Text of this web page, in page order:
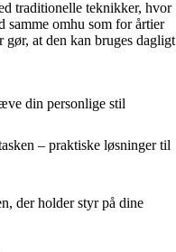
traditionelle teknikker, hvor
samme omhu som for årtier
gør, at den kan bruges dagligt
din personlige stil
– praktiske løsninger til
der holder styr på dine